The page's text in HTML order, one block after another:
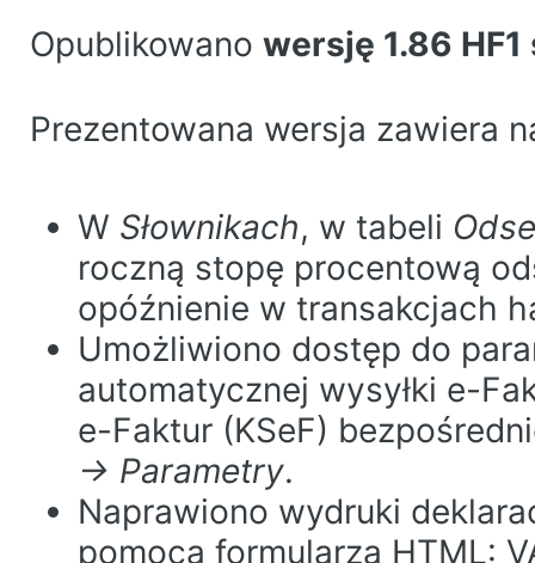
Opublikowano wersję 1.86
Prezentowana wersja zawiera
W Słownikach, w tabeli
roczną stopę procentową
opóźnienie w transakcjach
Umożliwiono dostęp do
automatycznej wysyłki e-
e-Faktur (KSeF)
-> Parametry.
Naprawiono wydruki
pomocą formularza HTML: